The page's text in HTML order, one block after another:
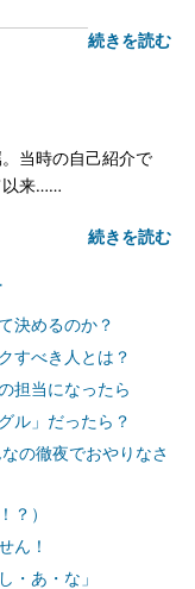
続きを読む
当時の自己紹介で
以来……
続きを読む
決めるのか？
すべき人とは？
担当になったら
ル」だったら？
の徹夜でおやりなさ
？）
ん！
・あ・な」